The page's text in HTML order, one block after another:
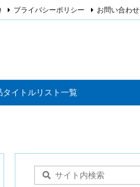
タイトルリスト一覧
プライバシーポリシー お問い合わせ